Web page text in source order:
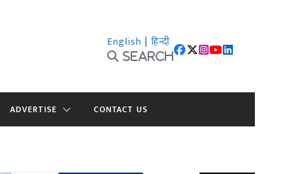
English | हिन्दी
Search
ADVERTISE CONTACT US